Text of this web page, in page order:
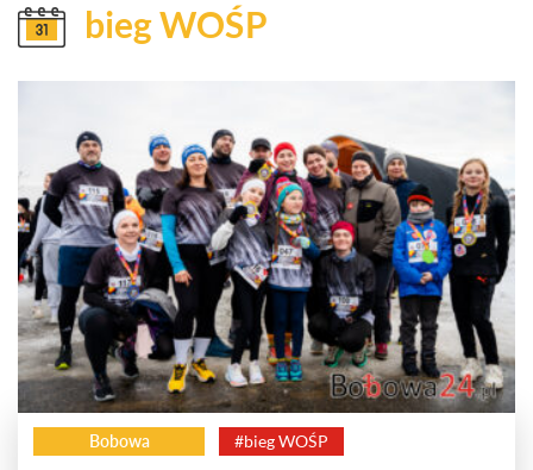
bieg WOŚP
Bobowa #bieg WOŚP